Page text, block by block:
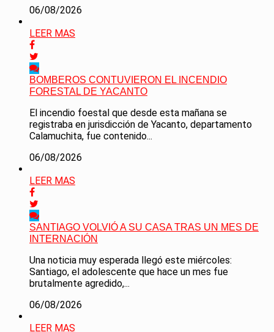
06/08/2026
LEER MAS
BOMBEROS CONTUVIERON EL INCENDIO
FORESTAL DE YACANTO
El incendio foestal que desde esta mañana se
registraba en jurisdicción de Yacanto, departamento
Calamuchita, fue contenido...
06/08/2026
LEER MAS
SANTIAGO VOLVIÓ A SU CASA TRAS UN MES DE
INTERNACIÓN
Una noticia muy esperada llegó este miércoles:
Santiago, el adolescente que hace un mes fue
brutalmente agredido,...
06/08/2026
LEER MAS